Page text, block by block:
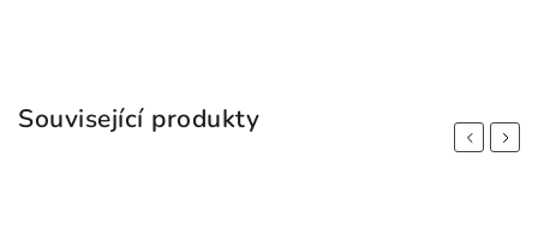
Související produkty
PreviousNext